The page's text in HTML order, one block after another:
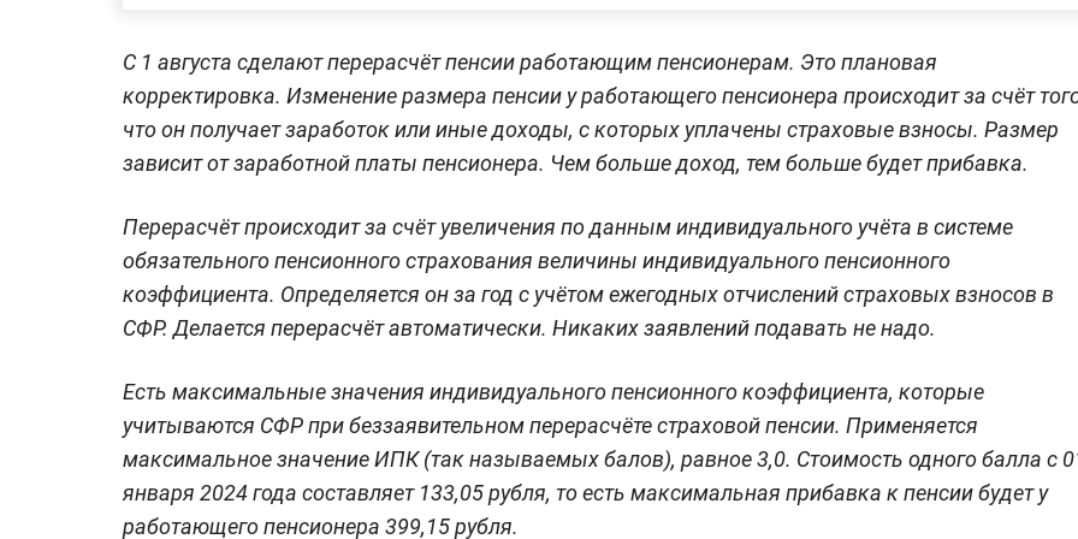
С 1 августа сделают перерасчёт пенсии работающим пенсионерам. Это плановая
корректировка. Изменение размера пенсии у работающего пенсионера происходит за счёт
что он получает заработок или иные доходы, с которых уплачены страховые взносы. Размер
зависит от заработной платы пенсионера. Чем больше доход, тем больше будет прибавка.
Перерасчёт происходит за счёт увеличения по данным индивидуального учёта в системе
обязательного пенсионного страхования величины индивидуального пенсионного
коэффициента. Определяется он за год с учётом ежегодных отчислений страховых взносов в
СФР. Делается перерасчёт автоматически. Никаких заявлений подавать не надо.
Есть максимальные значения индивидуального пенсионного коэффициента, которые
учитываются СФР при беззаявительном перерасчёте страховой пенсии. Применяется
максимальное значение ИПК (так называемых балов), равное 3,0. Стоимость одного балла с
января 2024 года составляет 133,05 рубля, то есть максимальная прибавка к пенсии будет у
работающего пенсионера 399,15 рубля.